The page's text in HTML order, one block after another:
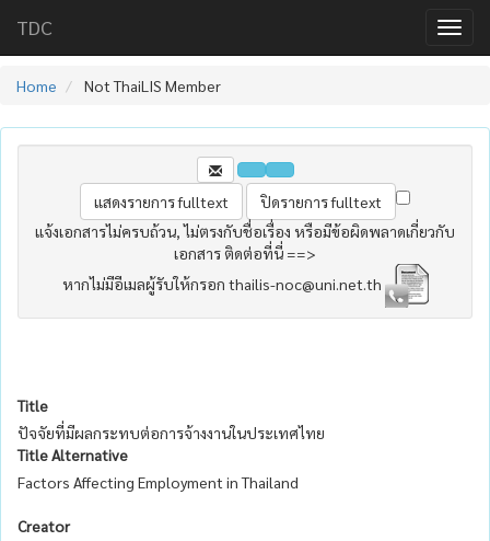
TDC
Home Not ThaiLIS Member
แจ้งเอกสารไม่ครบถ้วน, ไม่ตรงกับชื่อเรื่อง หรือมีข้อผิดพลาดเกี่ยวกับ
เอกสาร ติดต่อที่นี่ ==>
หากไม่มีอีเมลผู้รับให้กรอก thailis-noc@uni.net.th
Title
ปัจจัยที่มีผลกระทบต่อการจ้างงานในประเทศไทย
Title Alternative
Factors Affecting Employment in Thailand
Creator